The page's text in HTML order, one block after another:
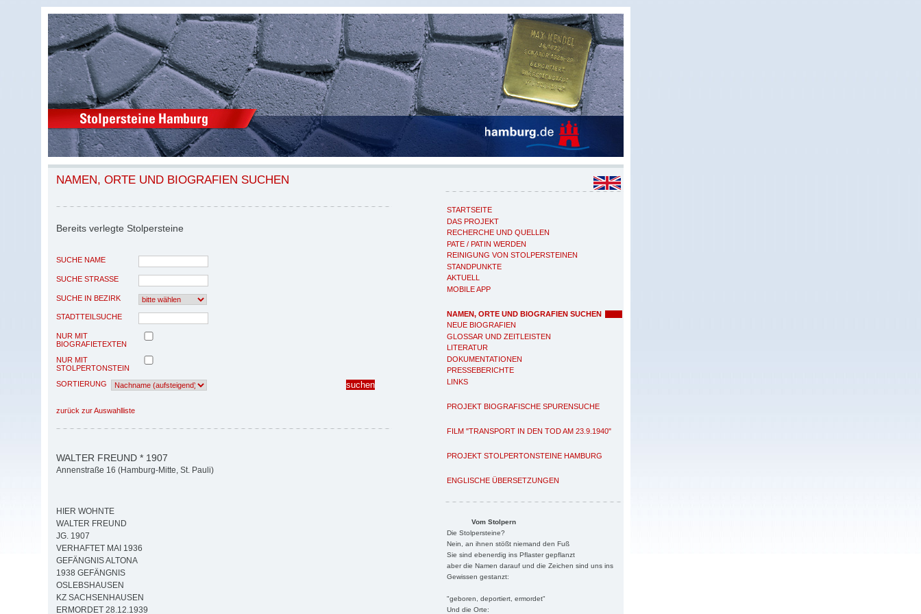
STARTSEITE
DAS PROJEKT
RECHERCHE UND QUELLEN
PATE / PATIN WERDEN
REINIGUNG VON STOLPERSTEINEN
STANDPUNKTE
AKTUELL
MOBILE APP
NAMEN, ORTE UND BIOGRAFIEN SUCHEN
NEUE BIOGRAFIEN
GLOSSAR UND ZEITLEISTEN
LITERATUR
DOKUMENTATIONEN
PRESSEBERICHTE
LINKS
PROJEKT BIOGRAFISCHE SPURENSUCHE
FILM "TRANSPORT IN DEN TOD AM 23.9.1940"
PROJEKT STOLPERTONSTEINE HAMBURG
ENGLISCHE ÜBERSETZUNGEN
Vom Stolpern
Die Stolpersteine?
Nein, an ihnen stößt niemand den Fuß
Sie sind ebenerdig ins Pflaster gepflanzt
aber die Namen darauf und die Zeichen sind uns ins
Gewissen gestanzt:
"geboren, deportiert, ermordet"
Und die Orte:
NAMEN, ORTE UND BIOGRAFIEN SUCHEN
Bereits verlegte Stolpersteine
SUCHE NAME
SUCHE STRASSE
SUCHE IN BEZIRK
STADTTEILSUCHE
NUR MIT
BIOGRAFIETEXTEN
NUR MIT
STOLPERTONSTEIN
SORTIERUNG
zurück zur Auswahlliste
WALTER FREUND * 1907
Annenstraße 16 (Hamburg-Mitte, St. Pauli)
HIER WOHNTE
WALTER FREUND
JG. 1907
VERHAFTET MAI 1936
GEFÄNGNIS ALTONA
1938 GEFÄNGNIS
OSLEBSHAUSEN
KZ SACHSENHAUSEN
ERMORDET 28.12.1939